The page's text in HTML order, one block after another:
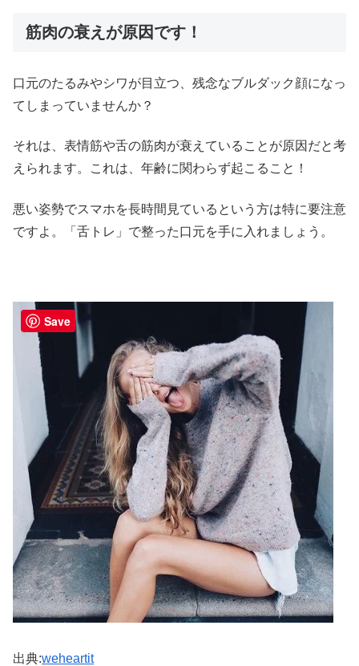
筋肉の衰えが原因です！
口元のたるみやシワが目立つ、残念なブルダック顔になっ
てしまっていませんか？
それは、表情筋や舌の筋肉が衰えていることが原因だと考
えられます。これは、年齢に関わらず起こること！
悪い姿勢でスマホを長時間見ているという方は特に要注意
ですよ。「舌トレ」で整った口元を手に入れましょう。
出典:weheartit
Save